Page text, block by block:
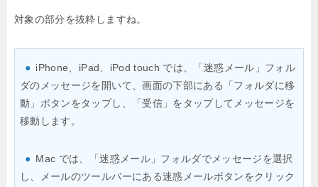
対象の部分を抜粋しますね。
● iPhone、iPad、iPod touch では、「迷惑メール」フォル
ダのメッセージを開いて、画面の下部にある「フォルダに移
動」ボタンをタップし、「受信」をタップしてメッセージを
移動します。
● Mac では、「迷惑メール」フォルダでメッセージを選択
し、メールのツールバーにある迷惑メールボタンをクリック